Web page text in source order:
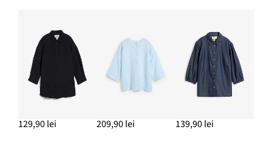
129,90 lei 209,90 lei 139,90 lei